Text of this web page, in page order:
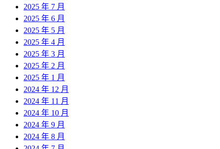
2025 年 7 月
2025 年 6 月
2025 年 5 月
2025 年 4 月
2025 年 3 月
2025 年 2 月
2025 年 1 月
2024 年 12 月
2024 年 11 月
2024 年 10 月
2024 年 9 月
2024 年 8 月